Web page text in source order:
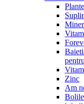
Zinc
Am
Bolile